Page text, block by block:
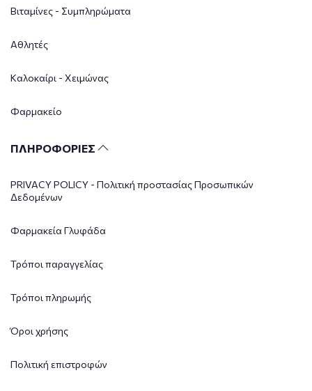
Βιταμίνες - Συμπληρώματα
Αθλητές
Καλοκαίρι - Χειμώνας
Φαρμακείο
ΠΛΗΡΟΦΟΡΙΕΣ
PRIVACY POLICY - Πολιτική προστασίας Προσωπικών
Δεδομένων
Φαρμακεία Γλυφάδα
Τρόποι παραγγελίας
Τρόποι πληρωμής
Όροι χρήσης
Πολιτική επιστροφών